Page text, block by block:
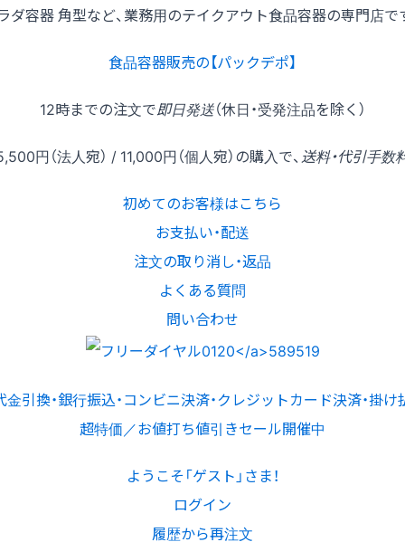
ダ容器 角型など、業務用のテイクアウト食品容器の専門店で
食品容器販売の【パックデポ】
12時までの注文で即日発送（休日・受発注品を除く）
円（法人宛） / 11,000円（個人宛）の購入で、 送料・代引手数
初めてのお客様はこちら
お支払い・配送
注文の取り消し・返品
よくある質問
問い合わせ
超特価／お値打ち値引きセール開催中
ようこそ「ゲスト」さま！
ログイン
履歴から再注文